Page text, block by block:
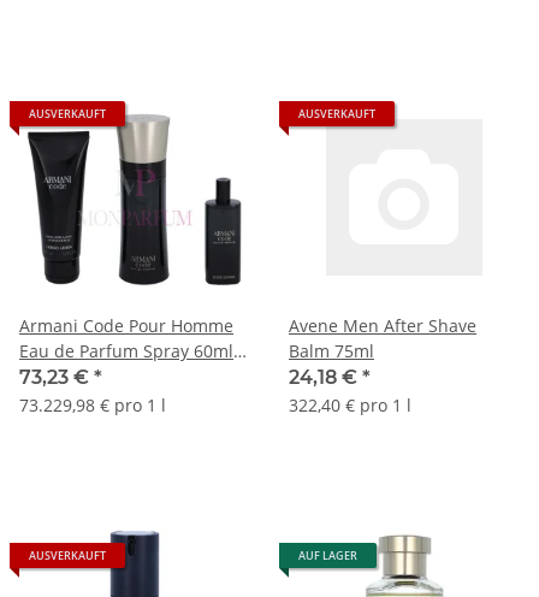
AUSVERKAUFT
Armani Code Pour Homme
Eau de Parfum Spray 60ml /
Eau de Parfum Spray 15ml /
After Shave Balm 75ml
73,23 € *
73.229,98 € pro 1 l
AUSVERKAUFT
Avene Men After Shave
Balm 75ml
24,18 € *
322,40 € pro 1 l
AUSVERKAUFT AUF LAGER